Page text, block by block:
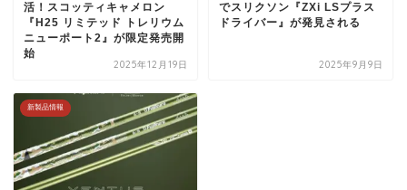
活！スコッティキャメロン
『H25 リミテッド トレリウム
ニューポート2』が限定発売開
始
2025年12月19日
でスリクソン『ZXi LSプラス
ドライバー』が発見される
2025年9月9日
新製品情報